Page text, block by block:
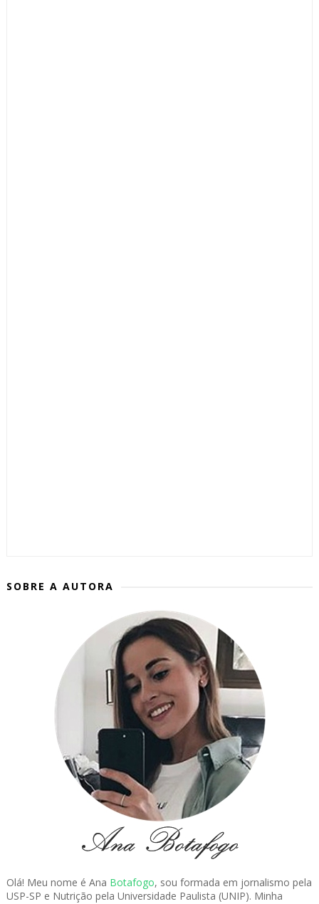
SOBRE A AUTORA
Olá! Meu nome é Ana Botafogo, sou formada em jornalismo pela
USP-SP e Nutrição pela Universidade Paulista (UNIP). Minha